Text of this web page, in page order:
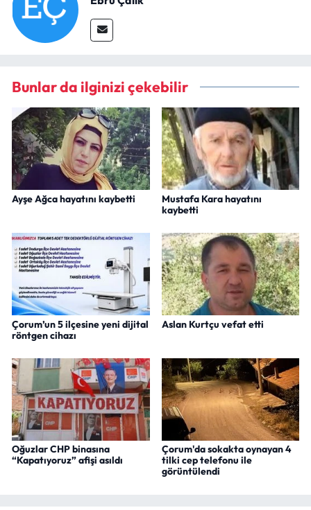
Bunlar da ilginizi çekebilir
Ayşe Ağca hayatını kaybetti
Mustafa Kara hayatını
kaybetti
Çorum’un 5 ilçesine yeni dijital
röntgen cihazı
Aslan Kurtçu vefat etti
Oğuzlar CHP binasına
“Kapatıyoruz” afişi asıldı
Çorum'da sokakta oynayan 4
tilki cep telefonu ile
görüntülendi